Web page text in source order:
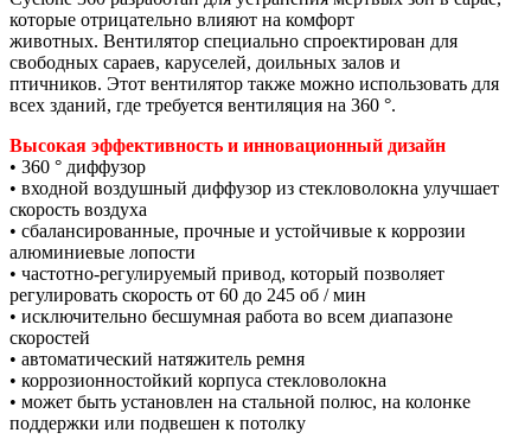
которые отрицательно влияют на комфорт
животных. Вентилятор специально спроектирован для
свободных сараев, каруселей, доильных залов и
птичников. Этот вентилятор также можно использовать для
всех зданий, где требуется вентиляция на 360 °.
Высокая эффективность и инновационный дизайн
• 360 ° диффузор
• входной воздушный диффузор из стекловолокна улучшает
скорость воздуха
• сбалансированные, прочные и устойчивые к коррозии
алюминиевые лопости
• частотно-регулируемый привод, который позволяет
регулировать скорость от 60 до 245 об / мин
• исключительно бесшумная работа во всем диапазоне
скоростей
• автоматический натяжитель ремня
• коррозионностойкий корпуса стекловолокна
• может быть установлен на стальной полюс, на колонке
поддержки или подвешен к потолку